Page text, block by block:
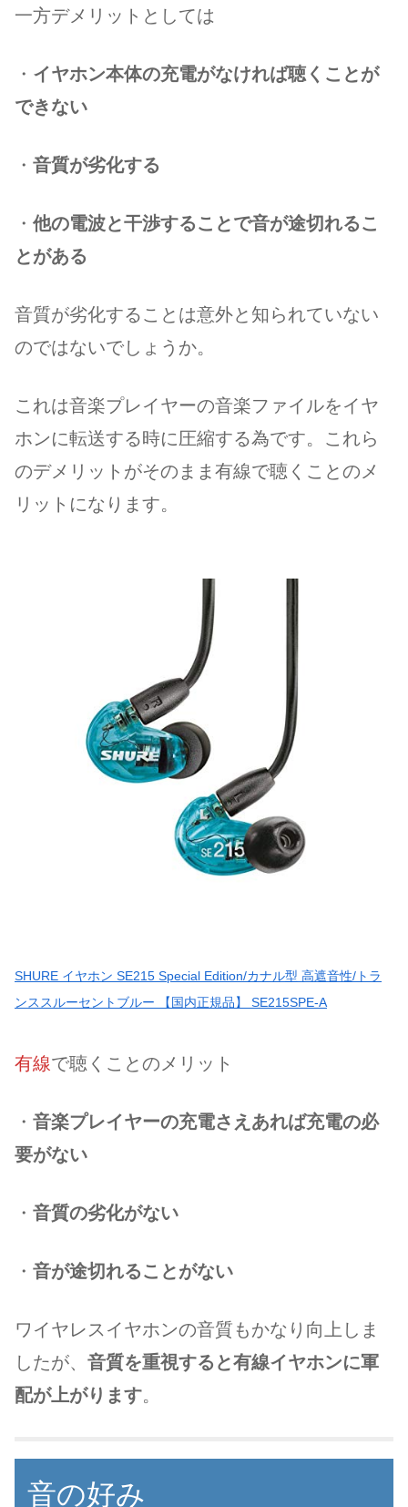
一方デメリットとしては
・ イヤホン本体の充電がなければ聴くことが
できない
・ 音質が劣化する
・ 他の電波と干渉することで音が途切れるこ
とがある
音質が劣化することは意外と知られていない
のではないでしょうか。
これは音楽プレイヤーの音楽ファイルをイヤ
ホンに転送する時に圧縮する為です。これら
のデメリットがそのまま有線で聴くことのメ
リットになります。
SHURE イヤホン SE215 Special Edition/カナル型 高遮音性/トラ
ンススルーセントブルー 【国内正規品】 SE215SPE-A
有線で聴くことのメリット
・ 音楽プレイヤーの充電さえあれば充電の必
要がない
・ 音質の劣化がない
・ 音が途切れることがない
ワイヤレスイヤホンの音質もかなり向上しま
したが、 音質を重視すると有線イヤホンに軍
配が上がります。
音の好み